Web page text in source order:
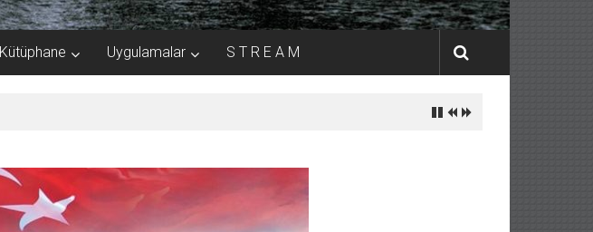
Kütüphane Uygulamalar S T R E A M